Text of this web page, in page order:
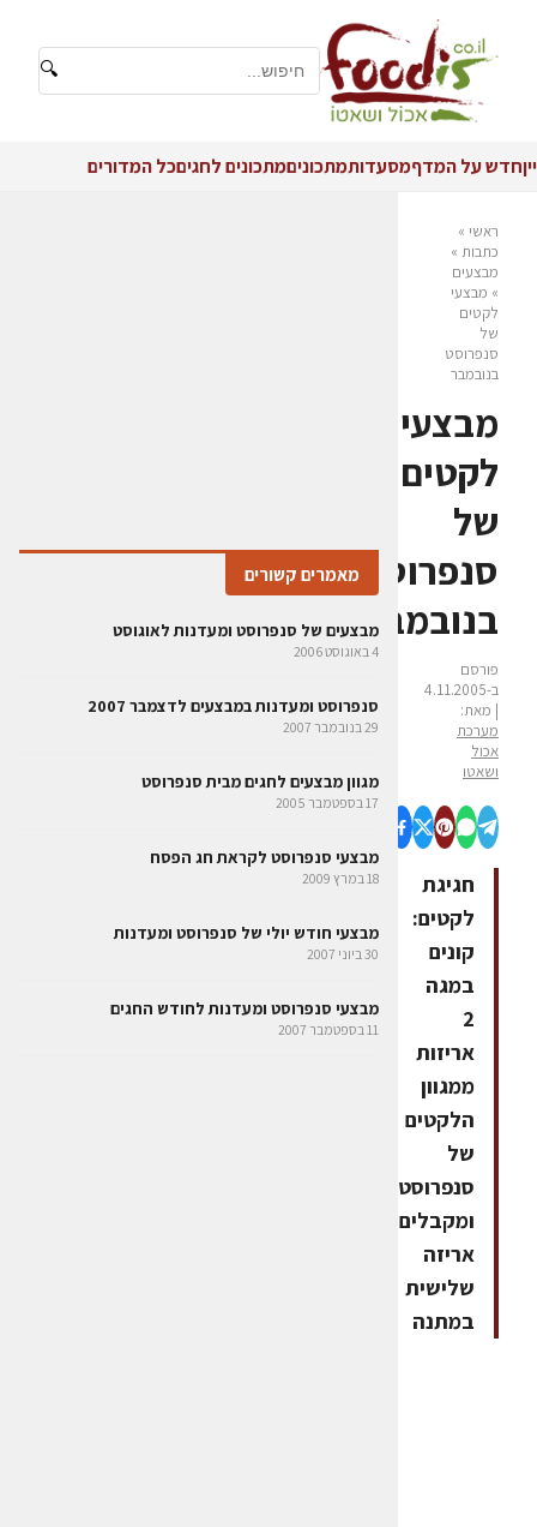
🔍
ייןחדש על המדףמסעדותמתכוניםמתכונים לחגיםכל המדורים
ראשי »
כתבות »
מבצעים
» מבצעי
לקטים
של
סנפרוסט
בנובמבר
מבצעי
לקטים
של
סנפרוסט
בנובמבר
פורסם
ב-4.11.2005
| מאת:
מערכת
אכול
ושאטו
חגיגת
לקטים:
קונים
במגה
2
אריזות
ממגוון
הלקטים
של
סנפרוסט,
ומקבלים
אריזה
שלישית
במתנה
מאמרים קשורים
מבצעים של סנפרוסט ומעדנות לאוגוסט
4 באוגוסט 2006
סנפרוסט ומעדנות במבצעים לדצמבר 2007
29 בנובמבר 2007
מגוון מבצעים לחגים מבית סנפרוסט
17 בספטמבר 2005
מבצעי סנפרוסט לקראת חג הפסח
18 במרץ 2009
מבצעי חודש יולי של סנפרוסט ומעדנות
30 ביוני 2007
מבצעי סנפרוסט ומעדנות לחודש החגים
11 בספטמבר 2007